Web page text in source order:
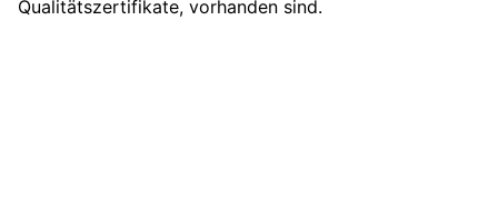
Qualitätszertifikate, vorhanden sind.